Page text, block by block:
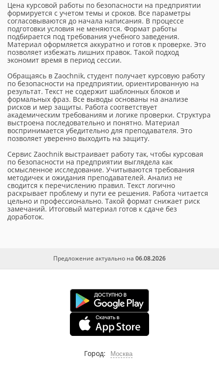
Цена курсовой работы по безопасности на предприятии
формируется с учетом темы и сроков. Все параметры
согласовываются до начала написания. В процессе
подготовки условия не меняются. Формат работы
подбирается под требования учебного заведения.
Материал оформляется аккуратно и готов к проверке. Это
позволяет избежать лишних правок. Такой подход
экономит время в период сессии.
Обращаясь в Zaochnik, студент получает курсовую работу
по безопасности на предприятии, ориентированную на
результат. Текст не содержит шаблонных блоков и
формальных фраз. Все выводы основаны на анализе
рисков и мер защиты. Работа соответствует
академическим требованиям и логике проверки. Структура
выстроена последовательно и понятно. Материал
воспринимается убедительно для преподавателя. Это
позволяет уверенно выходить на защиту.
Сервис Zaochnik выстраивает работу так, чтобы курсовая
по безопасности на предприятии выглядела как
осмысленное исследование. Учитываются требования
методичек и ожидания преподавателей. Анализ не
сводится к перечислению правил. Текст логично
раскрывает проблему и пути ее решения. Работа читается
цельно и профессионально. Такой формат снижает риск
замечаний. Итоговый материал готов к сдаче без
доработок.
Предложение актуально на 06.08.2026
Город: Москва